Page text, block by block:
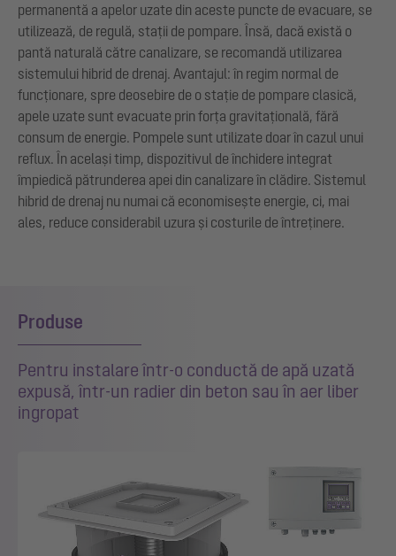
permanentă a apelor uzate din aceste puncte de evacuare, se
utilizează, de regulă, stații de pompare. Însă, dacă există o
pantă naturală către canalizare, se recomandă utilizarea
sistemului hibrid de drenaj. Avantajul: în regim normal de
funcționare, spre deosebire de o stație de pompare clasică,
apele uzate sunt evacuate prin forța gravitațională, fără
consum de energie. Pompele sunt utilizate doar în cazul unui
reflux. În același timp, dispozitivul de închidere integrat
împiedică pătrunderea apei din canalizare în clădire. Sistemul
hibrid de drenaj nu numai că economisește energie, ci, mai
ales, reduce considerabil uzura și costurile de întreținere.
Produse
Pentru instalare într-o conductă de apă uzată
expusă, într-un radier din beton sau în aer liber
ingropat